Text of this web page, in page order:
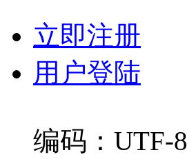
立即注册
用户登陆
编码：UTF-8